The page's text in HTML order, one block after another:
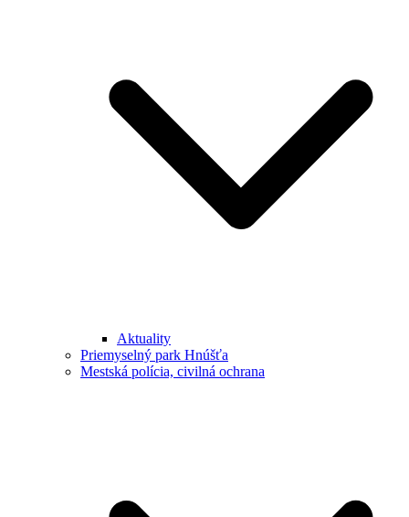
Aktuality
Priemyselný park Hnúšťa
Mestská polícia, civilná ochrana